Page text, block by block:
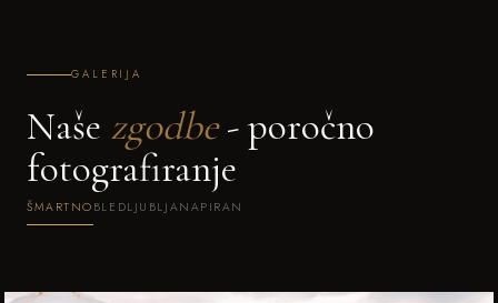
GALERIJA
Naše zgodbe- poročno
fotografiranje
ŠMARTNO BLEDLJUBLJANAPIRAN